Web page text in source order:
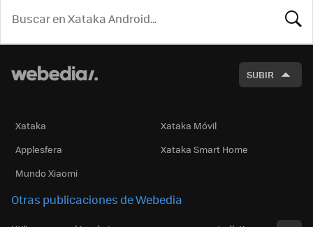
SUBIR
Xataka
Xataka Móvil
Applesfera
Xataka Smart Home
Mundo Xiaomi
Otras publicaciones de Webedia